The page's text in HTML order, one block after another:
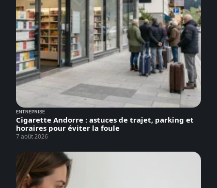
ENTREPRISE
Cigarette Andorre : astuces de trajet, parking et
horaires pour éviter la foule
7 août 2026